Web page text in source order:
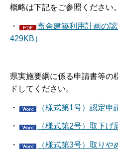
概略は下記をご参照ください。
・
畜舎建築利用計画の
429KB）
県実施要綱に係る申請書等の
ドしてください。
・ （様式第1号）認定申
・ （様式第2号）取下げ
・
（様式第3号）取りや